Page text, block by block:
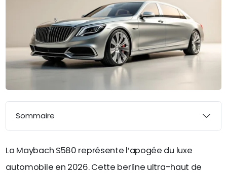
Sommaire
La Maybach S580 représente l’apogée du luxe
automobile en 2026. Cette berline ultra-haut de